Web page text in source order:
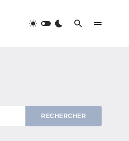
RECHERCHER